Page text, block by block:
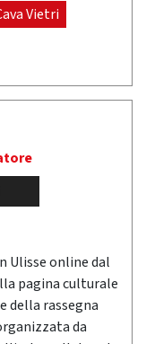
Vietri
Ulisse online dal
pagina culturale
della rassegna
da